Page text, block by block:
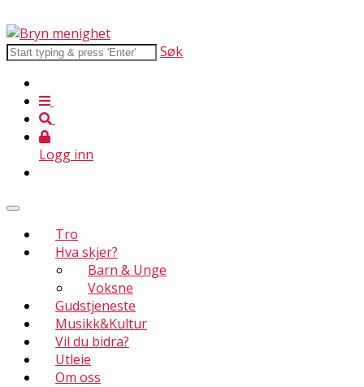
Søk
Logg inn
Tro
Hva skjer?
Barn & Unge
Voksne
Gudstjeneste
Musikk&Kultur
Vil du bidra?
Utleie
Om oss